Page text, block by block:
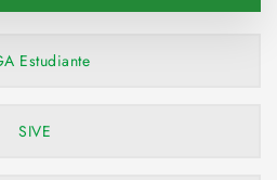
Estudiante
SIVE